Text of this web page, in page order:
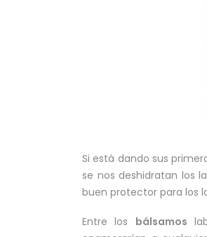
Si está dando sus
se nos deshidratan los
buen protector para los
Entre los bálsamos